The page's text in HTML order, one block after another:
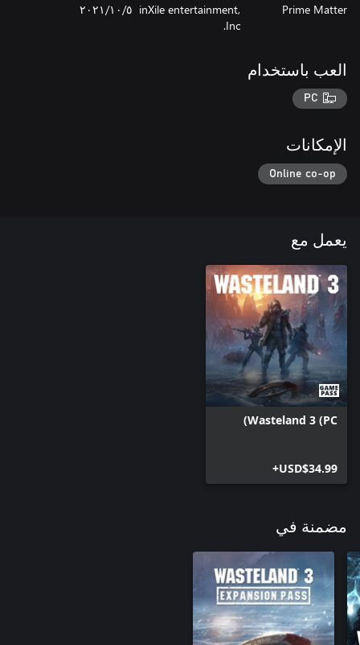
Prime Matter
inXile entertainment,
Inc.
٥‏/١٠‏/٢٠٢١
العب باستخدام
PC
الإمكانات
Online co-op
يعمل مع
Wasteland 3 (PC)
USD$34.99+
مضمنة في